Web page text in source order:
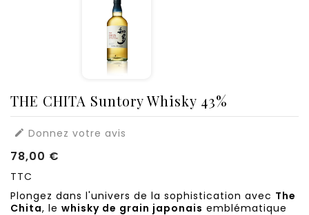
THE CHITA Suntory Whisky 43%
 Donnez votre avis
78,00 €
TTC
Plongez dans l'univers de la sophistication avec The
Chita, le whisky de grain japonais emblématique